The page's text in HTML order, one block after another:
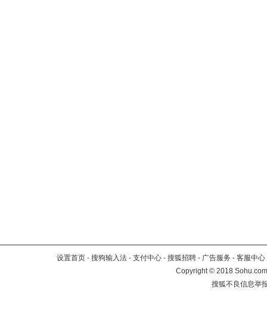
设置首页 - 搜狗输入法 - 支付中心 - 搜狐招聘 - 广告服务 - 客服中心
Copyright©2018
搜狐不良信息举